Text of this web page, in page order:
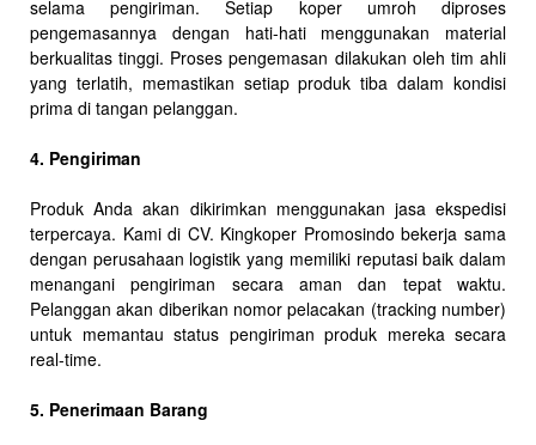
selama pengiriman. Setiap koper umroh diproses
pengemasannya dengan hati-hati menggunakan material
berkualitas tinggi. Proses pengemasan dilakukan oleh tim ahli
yang terlatih, memastikan setiap produk tiba dalam kondisi
prima di tangan pelanggan.
4. Pengiriman
Produk Anda akan dikirimkan menggunakan jasa ekspedisi
terpercaya. Kami di CV. Kingkoper Promosindo bekerja sama
dengan perusahaan logistik yang memiliki reputasi baik dalam
menangani pengiriman secara aman dan tepat waktu.
Pelanggan akan diberikan nomor pelacakan (tracking number)
untuk memantau status pengiriman produk mereka secara
real-time.
5. Penerimaan Barang